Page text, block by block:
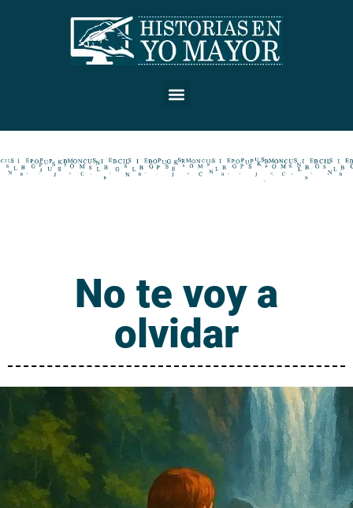
No te voy a
olvidar